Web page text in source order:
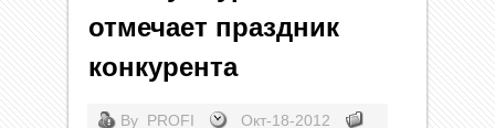
отмечает праздник
конкурента
By PROFI Окт-18-2012